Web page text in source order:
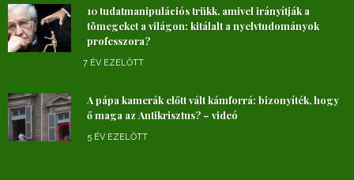
10 tudatmanipulációs trükk, amivel irányítják a
tömegeket a világon: kitálalt a nyelvtudományok
professzora?
7 ÉV EZELŐTT
A pápa kamerák előtt vált kámforrá: bizonyíték, hogy
ő maga az Antikrisztus? – videó
5 ÉV EZELŐTT